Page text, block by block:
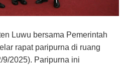
Luwu bersama Pemerintah
rapat paripurna di ruang
2025). Paripurna ini